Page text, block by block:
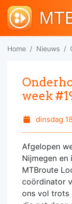
Home Nieuws
week
dinsdag
Afgelopen
Nijmegen en
MTBroute
coördinator
ons vol trots